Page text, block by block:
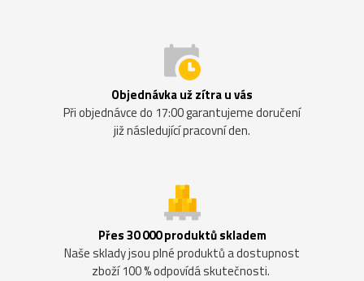
Objednávka už zítra u vás
Při objednávce do 17:00 garantujeme doručení
již následující pracovní den.
Přes 30 000 produktů skladem
Naše sklady jsou plné produktů a dostupnost
zboží 100 % odpovídá skutečnosti.